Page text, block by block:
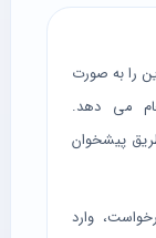
را به صورت
می دهد.
پیشخوان
وارد